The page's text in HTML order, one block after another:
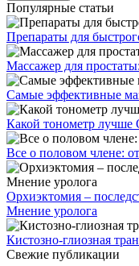
Популярные статьи
Препараты для
Массажер для
Самые эффективные
Какой тонометр лучше
Все о половом члене:
Орхиэктомия –
Мнение уролога
Кистозно-глиозная
Свежие публикации